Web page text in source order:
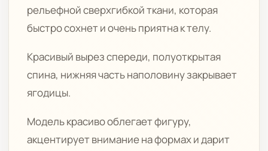
рельефной сверхгибкой ткани, которая
быстро сохнет и очень приятна к телу.
Красивый вырез спереди, полуоткрытая
спина, нижняя часть наполовину закрывает
ягодицы.
Модель красиво облегает фигуру,
акцентирует внимание на формах и дарит